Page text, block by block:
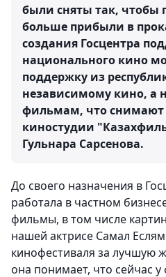
были сняты так, чтобы
больше прибыли в
создания Госцентра
национального кино
поддержку из
независимому кино, а
фильмам, что снимают
киностудии
Гульнара Сарсенова.
До своего назначения в
работала в частном
фильмы, в том числе
нашей актрисе Самал
кинофестиваля за лучшую
она понимает, что сейчас у